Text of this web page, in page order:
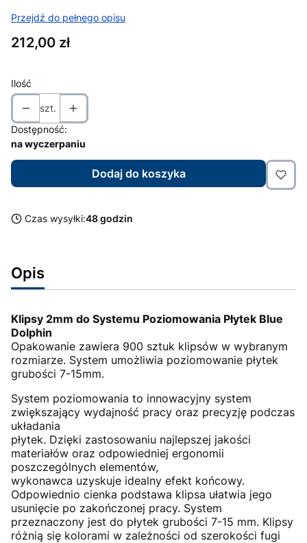
Przejdź do pełnego opisu
Cena
212,00 zł
Ilość
szt.
Dostępność:
na wyczerpaniu
Dodaj do koszyka
Czas wysyłki:48 godzin
Opis
Klipsy 2mm do Systemu Poziomowania Płytek Blue
Dolphin
Opakowanie zawiera 900 sztuk klipsów w wybranym
rozmiarze. System umożliwia poziomowanie płytek
grubości 7-15mm.
System poziomowania to innowacyjny system
zwiększający wydajność pracy oraz precyzję podczas
układania
płytek. Dzięki zastosowaniu najlepszej jakości
materiałów oraz odpowiedniej ergonomii
poszczególnych elementów,
wykonawca uzyskuje idealny efekt końcowy.
Odpowiednio cienka podstawa klipsa ułatwia jego
usunięcie po zakończonej pracy. System
przeznaczony jest do płytek grubości 7-15 mm. Klipsy
różnią się kolorami w zależności od szerokości fugi